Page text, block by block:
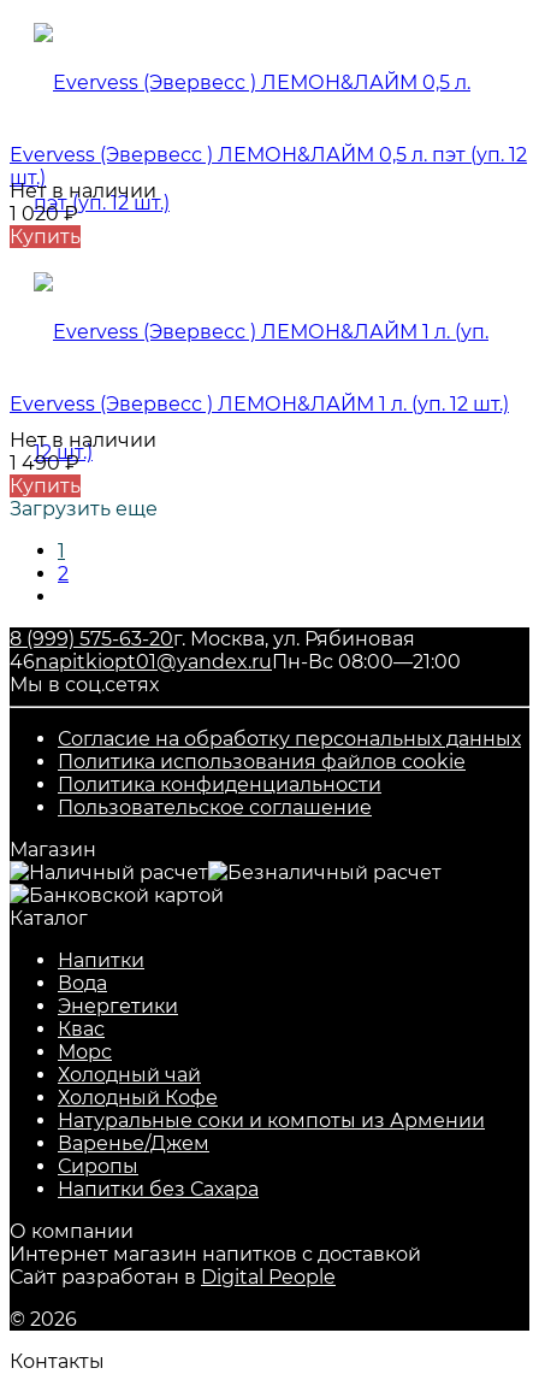
Evervess (Эвервесс ) ЛЕМОН&ЛАЙМ 0,5 л. пэт (уп. 12
шт.)
Нет в наличии
1 020₽
Купить
Evervess (Эвервесс ) ЛЕМОН&ЛАЙМ 1 л. (уп. 12 шт.)
Нет в наличии
1 490₽
Купить
Загрузить еще
1
2
8 (999) 575-63-20г. Москва, ул. Рябиновая
46napitkiopt01@yandex.ruПн-Вс 08:00—21:00
Мы в соц.сетях
Согласие на обработку персональных данных
Политика использования файлов cookie
Политика конфиденциальности
Пользовательское соглашение
Магазин
Каталог
Напитки
Вода
Энергетики
Квас
Морс
Холодный чай
Холодный Кофе
Натуральные соки и компоты из Армении
Варенье/Джем
Сиропы
Напитки без Сахара
О компании
Интернет магазин напитков с доставкой
Сайт разработан в Digital People
© 2026
Контакты